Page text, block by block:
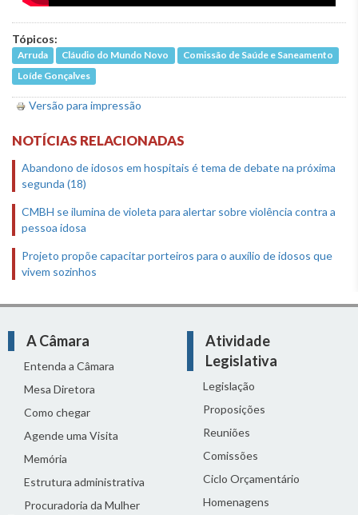
Tópicos:
Arruda Cláudio do Mundo Novo
Comissão de Saúde e Saneamento
Loíde Gonçalves
Versão para impressão
NOTÍCIAS RELACIONADAS
Abandono de idosos em hospitais é tema de debate na próxima
segunda (18)
CMBH se ilumina de violeta para alertar sobre violência contra a
pessoa idosa
Projeto propõe capacitar porteiros para o auxílio de idosos que
vivem sozinhos
A Câmara
Entenda a Câmara
Mesa Diretora
Como chegar
Agende uma Visita
Memória
Estrutura administrativa
Procuradoria da Mulher
Atividade
Legislativa
Legislação
Proposições
Reuniões
Comissões
Ciclo Orçamentário
Homenagens